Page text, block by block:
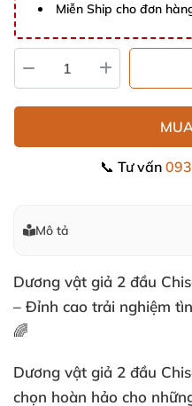
Miễn Ship cho đơn
📞 Tư vấn
Mô tả
Dương vật giả 2 đầu
– Đỉnh cao trải nghiệm
🌈
Dương vật giả 2 đầu
chọn hoàn hảo cho